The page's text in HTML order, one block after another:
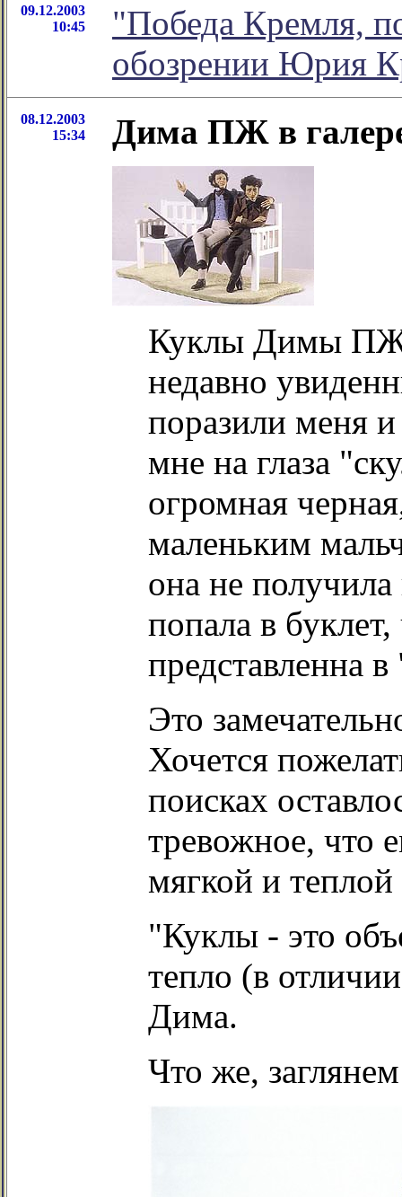
09.12.2003
10:45
"Победа Кремля,
обозрении Юрия
08.12.2003
15:34
Дима ПЖ в
Куклы Димы ПЖ
недавно
поразили меня
мне на глаза
огромная
маленьким
она не
попала в
представленна
Это
Хочется
поисках
тревожное, что
мягкой и
"Куклы - это
тепло (в
Дима.
Что же,